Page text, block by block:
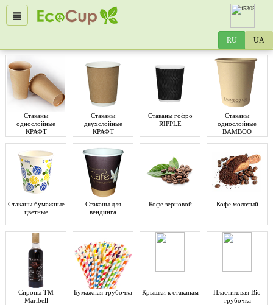
Стаканы
однослойные
КРАФТ
Стаканы
двухслойные
КРАФТ
Стаканы гофро
RIPPLE
Стаканы
однослойные
BAMBOO
Стаканы бумажные
цветные
Стаканы для
вендинга
Кофе зерновой Кофе молотый
Сиропы ТМ
Maribell
Бумажная трубочка Крышки к стаканам
Пластиковая Bio
трубочка